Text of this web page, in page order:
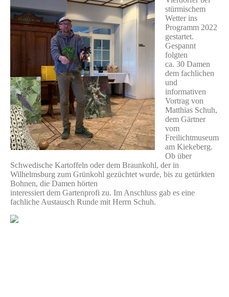
stürmischem
Wetter ins
Programm 2022
gestartet.
Gespannt
folgten
ca. 30 Damen
dem fachlichen
und
informativen
Vortrag von
Matthias Schuh,
dem Gärtner
vom
Freilichtmuseum
am Kiekeberg.
Ob über
Schwedische Kartoffeln oder dem Braunkohl, der in
Wilhelmsburg zum Grünkohl gezüchtet wurde, bis zu getürkten
Bohnen, die Damen hörten
interessiert dem Gartenprofi zu. Im Anschluss gab es eine
fachliche Austausch Runde mit Herrn Schuh.